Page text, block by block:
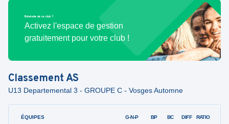
Bénévole de ce club ?
Activez l'espace de gestion
gratuitement pour votre club !
ClassementAS
U13 Departemental 3 - GROUPE C - Vosges Automne
ÉQUIPES G-N-P BP BC DIFF RATIO